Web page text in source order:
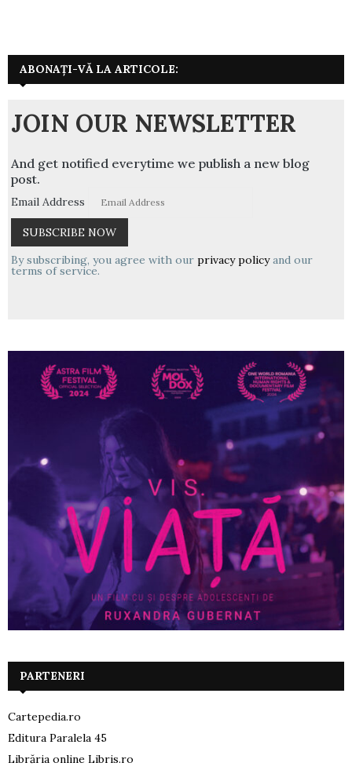
ABONAȚI-VĂ LA ARTICOLE:
JOIN OUR NEWSLETTER
And get notified everytime we publish a new blog
post.
Email Address
By subscribing, you agree with our privacy policyand our
terms of service.
PARTENERI
Cartepedia.ro
Editura Paralela 45
Librăria online Libris.ro